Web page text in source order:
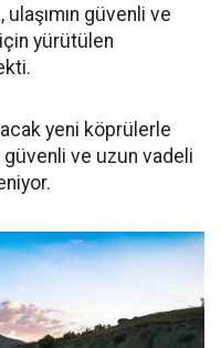
güvenli ve
yürütülen
yeni köprülerle
güvenli ve uzun vadeli